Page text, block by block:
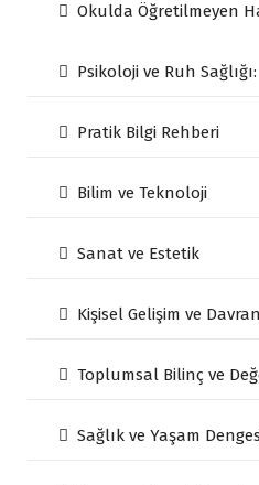
Okulda Öğretilmeyen
Psikoloji ve Ruh Sağlığı:
Pratik Bilgi Rehberi
Bilim ve Teknoloji
Sanat ve Estetik
Kişisel Gelişim ve
Toplumsal Bilinç ve
Sağlık ve Yaşam